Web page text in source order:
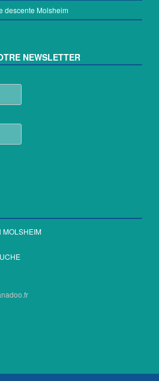
descente Molsheim
NEWSLETTER
MOLSHEIM